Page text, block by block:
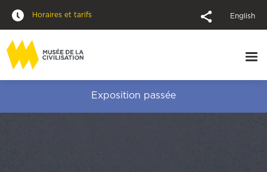
Horaires et tarifs English
Exposition passée